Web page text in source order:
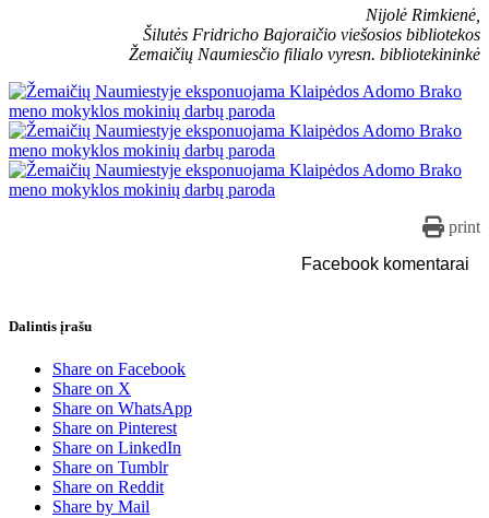
Nijolė Rimkienė,
Šilutės Fridricho Bajoraičio viešosios bibliotekos
Žemaičių Naumiesčio filialo vyresn. bibliotekininkė
print
Facebook komentarai
Dalintis įrašu
Share on Facebook
Share on X
Share on WhatsApp
Share on Pinterest
Share on LinkedIn
Share on Tumblr
Share on Reddit
Share by Mail